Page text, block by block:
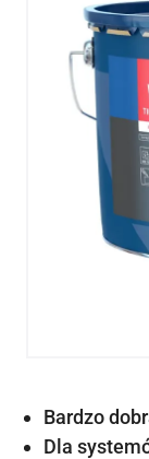
Bardzo
Dla